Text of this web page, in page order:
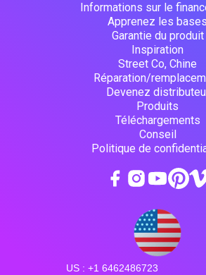
Informations sur le
Apprenez les bases
Garantie du produit
Inspiration
Street Co, Chine
Réparation/
Devenez
Produits
Téléchargements
Conseil
Politique de
US : +1 6462486723